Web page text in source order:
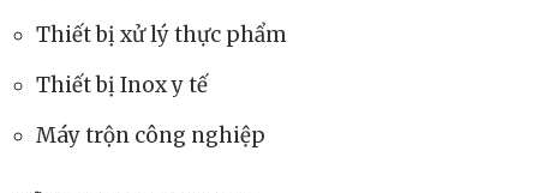
Thiết bị xử lý thực phẩm
Thiết bị Inox y tế
Máy trộn công nghiệp